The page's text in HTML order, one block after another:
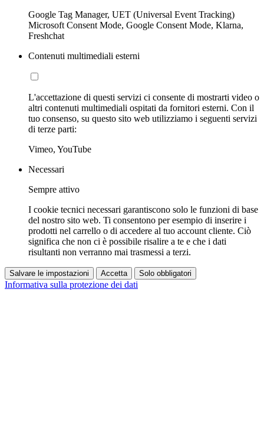
Google Tag Manager, UET (Universal Event Tracking)
Microsoft Consent Mode, Google Consent Mode, Klarna,
Freshchat
Contenuti multimediali esterni
L'accettazione di questi servizi ci consente di mostrarti video o
altri contenuti multimediali ospitati da fornitori esterni. Con il
tuo consenso, su questo sito web utilizziamo i seguenti servizi
di terze parti:
Vimeo, YouTube
Necessari
Sempre attivo
I cookie tecnici necessari garantiscono solo le funzioni di base
del nostro sito web. Ti consentono per esempio di inserire i
prodotti nel carrello o di accedere al tuo account cliente. Ciò
significa che non ci è possibile risalire a te e che i dati
risultanti non verranno mai trasmessi a terzi.
Salvare le impostazioni Accetta Solo obbligatori
Informativa sulla protezione dei dati